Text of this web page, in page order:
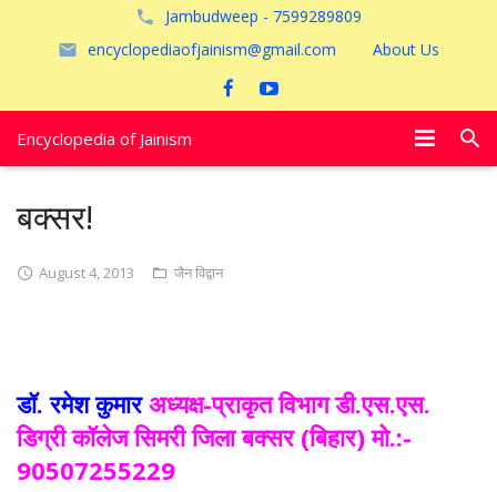
Jambudweep - 7599289809
encyclopediaofjainism@gmail.com
About Us
Encyclopedia of Jainism
बक्सर!
August 4, 2013 जैन विद्वान
डॉ. रमेश कुमारअध्यक्ष-प्राकृत विभाग डी.एस.एस.
डिग्री कॉलेज सिमरी जिला बक्सर (बिहार) मो.:-
90507255229